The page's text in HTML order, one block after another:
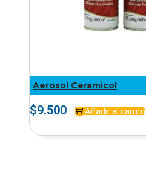
Aerosol Ceramicol
$9.500 Añadir al carrito